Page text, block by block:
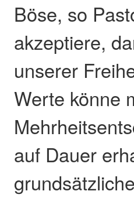
Böse, so
akzeptiere,
unserer
Werte könne
auf Dauer